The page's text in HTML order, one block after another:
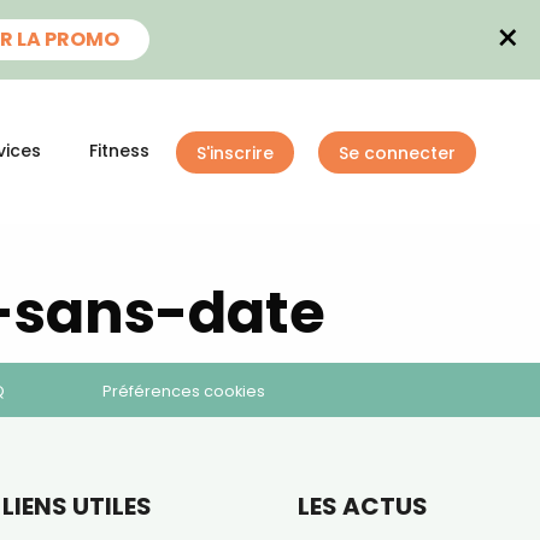
LA PROMO ×
Fitness S'inscrire Se connecter
sans-date
Préférences cookies
LIENS UTILES LES ACTUS